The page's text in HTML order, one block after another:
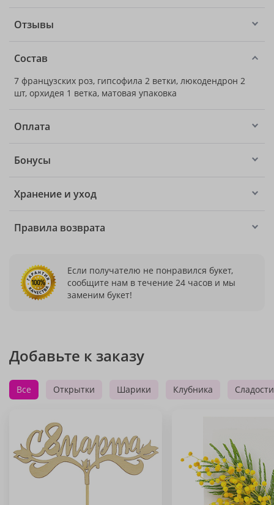
Отзывы
Состав
7 французских роз, гипсофила 2 ветки, люкодендрон 2
шт, орхидея 1 ветка, матовая упаковка
Оплата
Бонусы
Хранение и уход
Правила возврата
Если получателю не понравился букет,
сообщите нам в течение 24 часов и мы
заменим букет!
Добавьте к заказу
Все Открытки Шарики Клубника Сладости